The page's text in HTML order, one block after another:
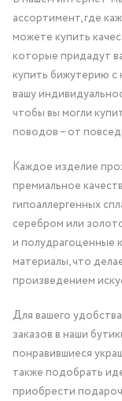
ассортимент, где
можете купить
которые придадут
купить бижутерию
вашу
чтобы вы могли
поводов – от
Каждое изделие
премиальное
гипоаллергенных
серебром или
и полудрагоценные
материалы, что
произведением
Для вашего
заказов в наши
понравившиеся
также подобрать
приобрести